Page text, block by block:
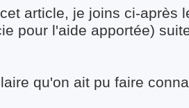
article, je joins ci-après
pour l'aide apportée)
qu'on ait pu faire